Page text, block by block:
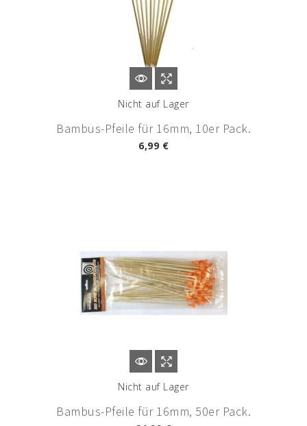
Nicht auf Lager
Bambus-Pfeile für 16mm, 10er Pack.
6,99 €
Nicht auf Lager
Bambus-Pfeile für 16mm, 50er Pack.